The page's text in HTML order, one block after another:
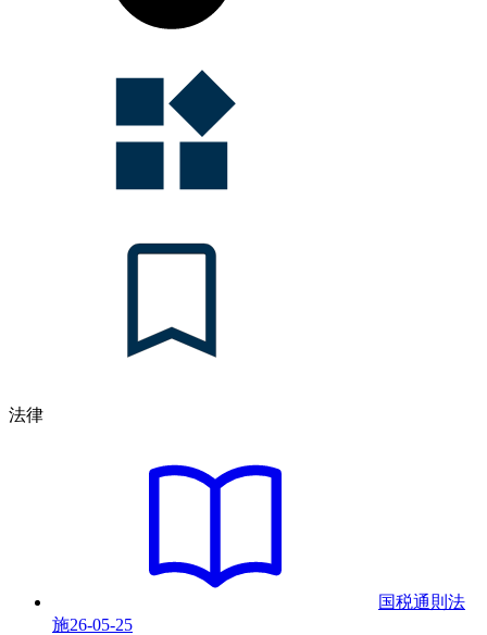
法律
国税通則法
施26-05-25